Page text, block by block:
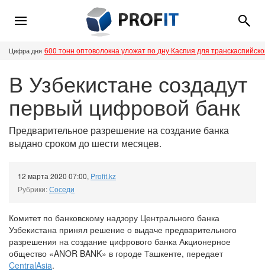
Цифра дня 600 тонн оптоволокна уложат по дну Каспия для
В Узбекистане создадут
первый цифровой банк
Предварительное разрешение на создание банка
выдано сроком до шести месяцев.
12 марта 2020 07:00, Profit.kz
Рубрики:Соседи
Комитет по банковскому надзору Центрального банка
Узбекистана принял решение о выдаче предварительного
разрешения на создание цифрового банка Акционерное
общество «ANOR BANK» в городе Ташкенте, передает
CentralAsia.